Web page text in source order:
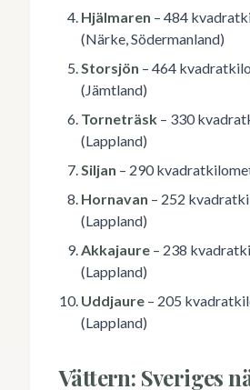
Hjälmaren – 484
(Närke, Södermanland)
Storsjön – 464
(Jämtland)
Torneträsk – 330
(Lappland)
Siljan – 290
Hornavan – 252
(Lappland)
Akkajaure – 238
(Lappland)
Uddjaure – 205
(Lappland)
Vättern: Sveriges